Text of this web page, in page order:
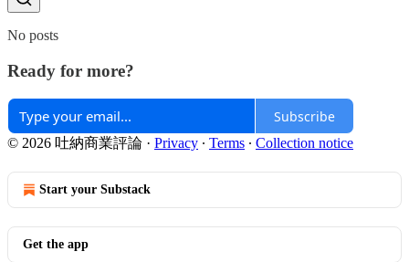
No posts
Ready for more?
Subscribe
© 2026 吐納商業評論 · Privacy ∙ Terms ∙ Collection notice
Start your Substack
Get the app